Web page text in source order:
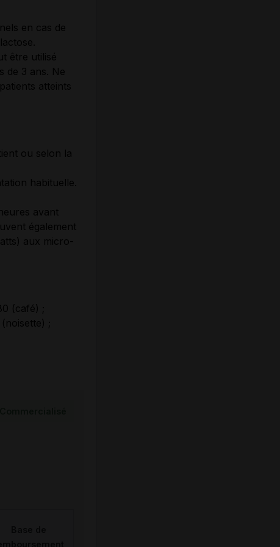
en cas de
être utilisé
de 3 ans. Ne
atteints
ou selon la
habituelle.
avant
également
aux micro-
(café) ;
;